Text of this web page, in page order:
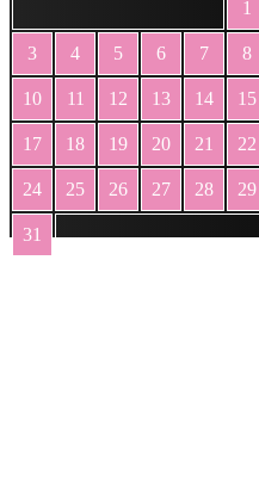
1
3 4 5 6 7 8
10 11 12 13 14 15
17 18 19 20 21 22
24 25 26 27 28 29
31